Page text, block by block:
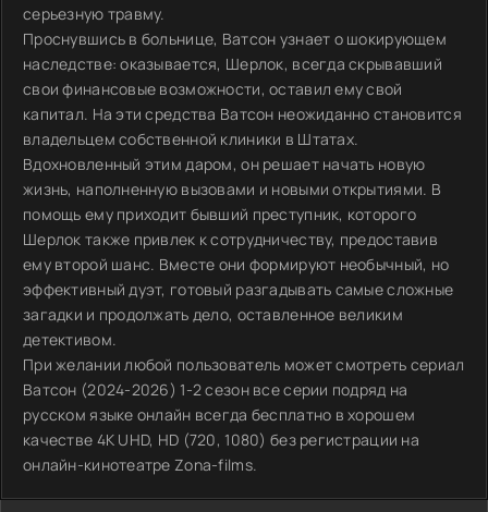
серьезную травму.
Проснувшись в больнице, Ватсон узнает о шокирующем
наследстве: оказывается, Шерлок, всегда скрывавший
свои финансовые возможности, оставил ему свой
капитал. На эти средства Ватсон неожиданно становится
владельцем собственной клиники в Штатах.
Вдохновленный этим даром, он решает начать новую
жизнь, наполненную вызовами и новыми открытиями. В
помощь ему приходит бывший преступник, которого
Шерлок также привлек к сотрудничеству, предоставив
ему второй шанс. Вместе они формируют необычный, но
эффективный дуэт, готовый разгадывать самые сложные
загадки и продолжать дело, оставленное великим
детективом.
При желании любой пользователь может смотреть сериал
Ватсон (2024-2026) 1-2 сезон все серии подряд на
русском языке онлайн всегда бесплатно в хорошем
качестве 4K UHD, HD (720, 1080) без регистрации на
онлайн-кинотеатре Zona-films.